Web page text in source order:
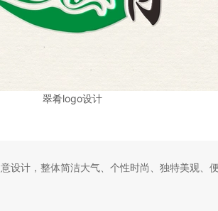
翠肴logo设计
设计，整体简洁大气、个性时尚、独特美观、